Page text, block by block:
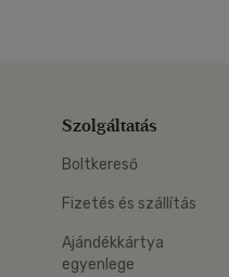
Szolgáltatás
Boltkereső
Fizetés és szállítás
Ajándékkártya
egyenlege